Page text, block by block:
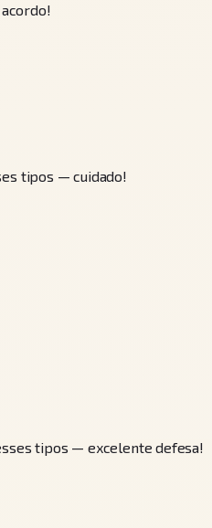
tipos — cuidado!
tipos — excelente defesa!